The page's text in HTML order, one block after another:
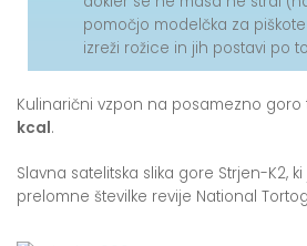
pomočjo modelčka za piškote
izreži rožice in jih postavi po
Kulinarični vzpon na posamezno goro
kcal.
Slavna satelitska slika gore Strjen-K2,
prelomne številke revije National